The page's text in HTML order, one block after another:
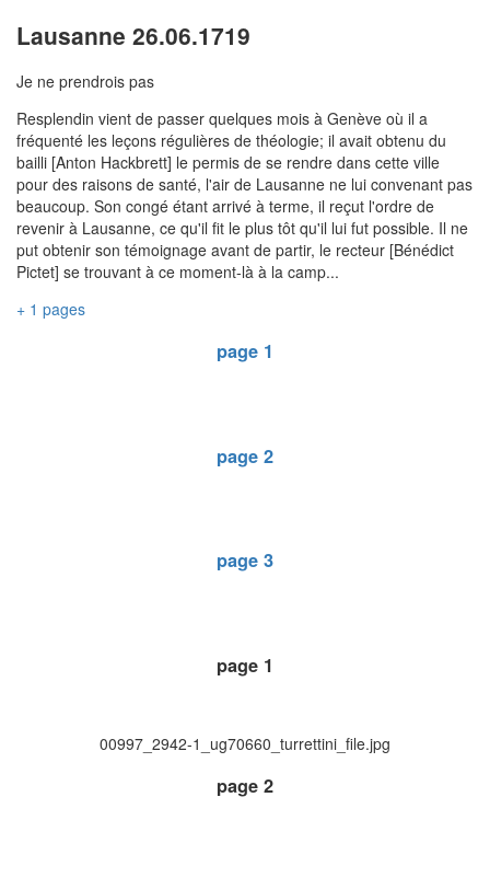
Lausanne 26.06.1719
Je ne prendrois pas
Resplendin vient de passer quelques mois à Genève où il a
fréquenté les leçons régulières de théologie; il avait obtenu du
bailli [Anton Hackbrett] le permis de se rendre dans cette ville
pour des raisons de santé, l'air de Lausanne ne lui convenant pas
beaucoup. Son congé étant arrivé à terme, il reçut l'ordre de
revenir à Lausanne, ce qu'il fit le plus tôt qu'il lui fut possible. Il ne
put obtenir son témoignage avant de partir, le recteur [Bénédict
Pictet] se trouvant à ce moment-là à la camp...
+ 1 pages
page 1
page 2
page 3
page 1
00997_2942-1_ug70660_turrettini_file.jpg
page 2